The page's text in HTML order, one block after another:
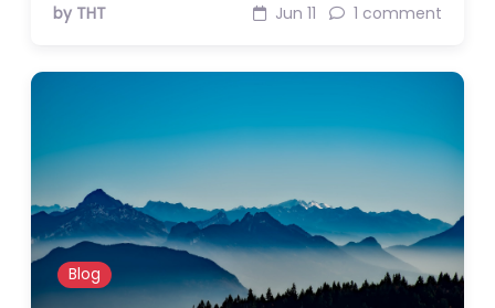
by THT Jun 11 1 comment
Blog